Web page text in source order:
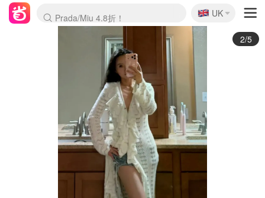
麦卢卡蜂蜜夏促！个位数！
Prada/Miu 4.8折！
啥？必胜客披萨5折！
🇬🇧
UK
3/5